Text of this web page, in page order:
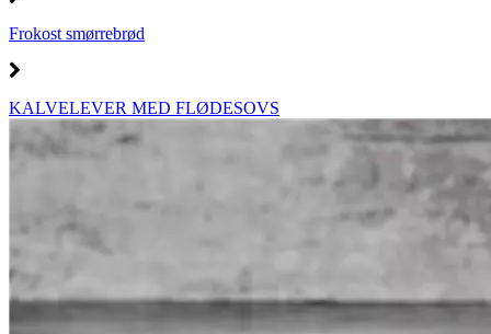
Frokost smørrebrød
KALVELEVER MED FLØDESOVS